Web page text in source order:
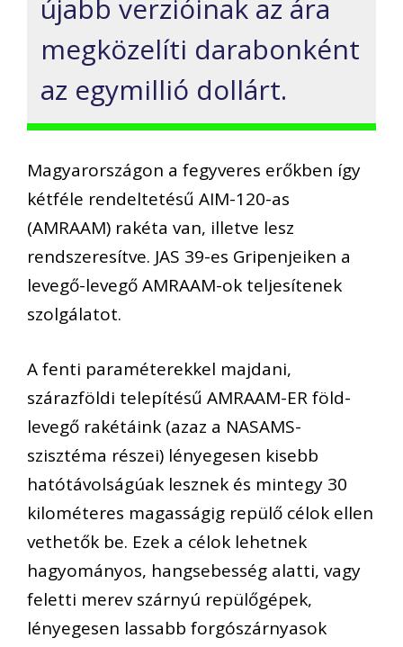
újabb verzióinak az ára
megközelíti darabonként
az egymillió dollárt.
Magyarországon a fegyveres erőkben így
kétféle rendeltetésű AIM-120-as
(AMRAAM) rakéta van, illetve lesz
rendszeresítve. JAS 39-es Gripenjeiken a
levegő-levegő AMRAAM-ok teljesítenek
szolgálatot.
Afenti paraméterekkel majdani,
szárazföldi telepítésű AMRAAM-ER föld-
levegő rakétáink (azaz a NASAMS-
szisztéma részei) lényegesen kisebb
hatótávolságúak lesznek és mintegy 30
kilométeres magasságig repülő célok ellen
vethetők be. Ezek a célok lehetnek
hagyományos, hangsebesség alatti, vagy
feletti merev szárnyú repülőgépek,
lényegesen lassabb forgószárnyasok